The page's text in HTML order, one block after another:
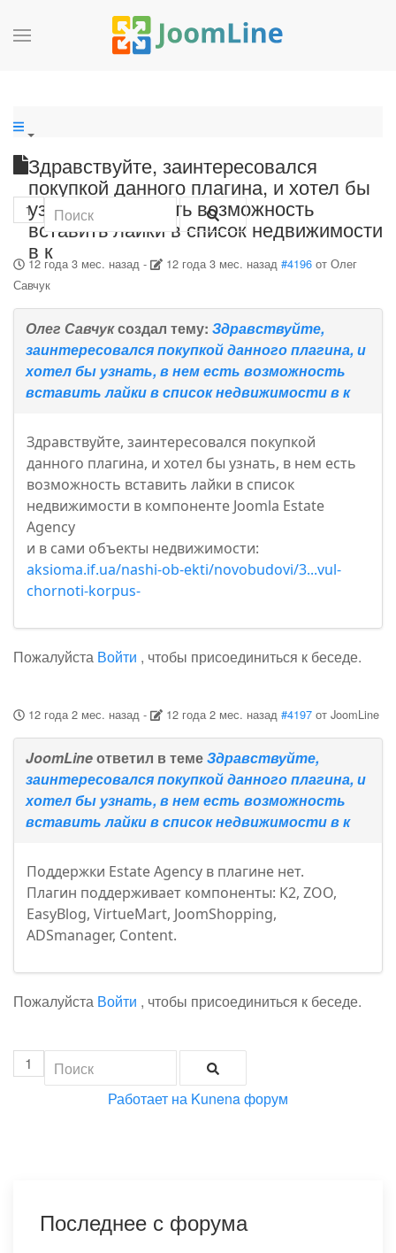
Здравствуйте, заинтересовался
покупкой данного плагина, и хотел бы
узнать, в нем есть возможность
вставить лайки в список недвижимости
в к
1
12 года 3 мес. назад- 12 года 3 мес. назад #4196 отОлег
Савчук
Олег Савчуксоздал тему: Здравствуйте,
заинтересовался покупкой данного плагина, и
хотел бы узнать, в нем есть возможность
вставить лайки в список недвижимости в к
Здравствуйте, заинтересовался покупкой
данного плагина, и хотел бы узнать, в нем есть
возможность вставить лайки в список
недвижимости в компоненте Joomla Estate
Agency
и в сами объекты недвижимости:
aksioma.if.ua/nashi-ob-ekti/novobudovi/3...vul-
chornoti-korpus-
Пожалуйста Войти , чтобы присоединиться к беседе.
12 года 2 мес. назад- 12 года 2 мес. назад #4197 отJoomLine
JoomLineответил в темеЗдравствуйте,
заинтересовался покупкой данного плагина, и
хотел бы узнать, в нем есть возможность
вставить лайки в список недвижимости в к
Поддержки Estate Agency в плагине нет.
Плагин поддерживает компоненты: K2, ZOO,
EasyBlog, VirtueMart, JoomShopping,
ADSmanager, Content.
Пожалуйста Войти , чтобы присоединиться к беседе.
1
Работает на Kunena форум
Последнее с форума